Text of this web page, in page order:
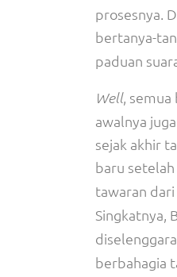
prosesnya.
bertanya-
paduan
Well,
awalnya
sejak akhir
baru setelah
tawaran dari
Singkatnya,
berbahagia